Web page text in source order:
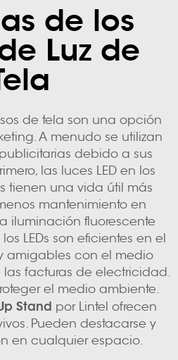
de los
Luz de
de tela son una opción
A menudo se utilizan
debido a sus
las luces LED en los
tienen una vida útil más
mantenimiento en
iluminación fluorescente
LEDs son eficientes en el
amigables con el medio
las facturas de electricidad.
el medio ambiente.
Stand por Lintel ofrecen
Pueden destacarse y
en cualquier espacio.